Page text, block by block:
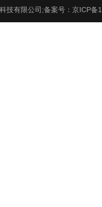
技有限公司;备案号：京ICP备